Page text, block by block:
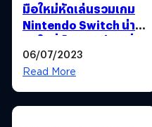
มือใหม่หัดเล่นรวมเกม
Nintendo Switch น่า
สนใจที่เป็นทุกอย่างเพื่อ
คุณ
06/07/2023
Read More